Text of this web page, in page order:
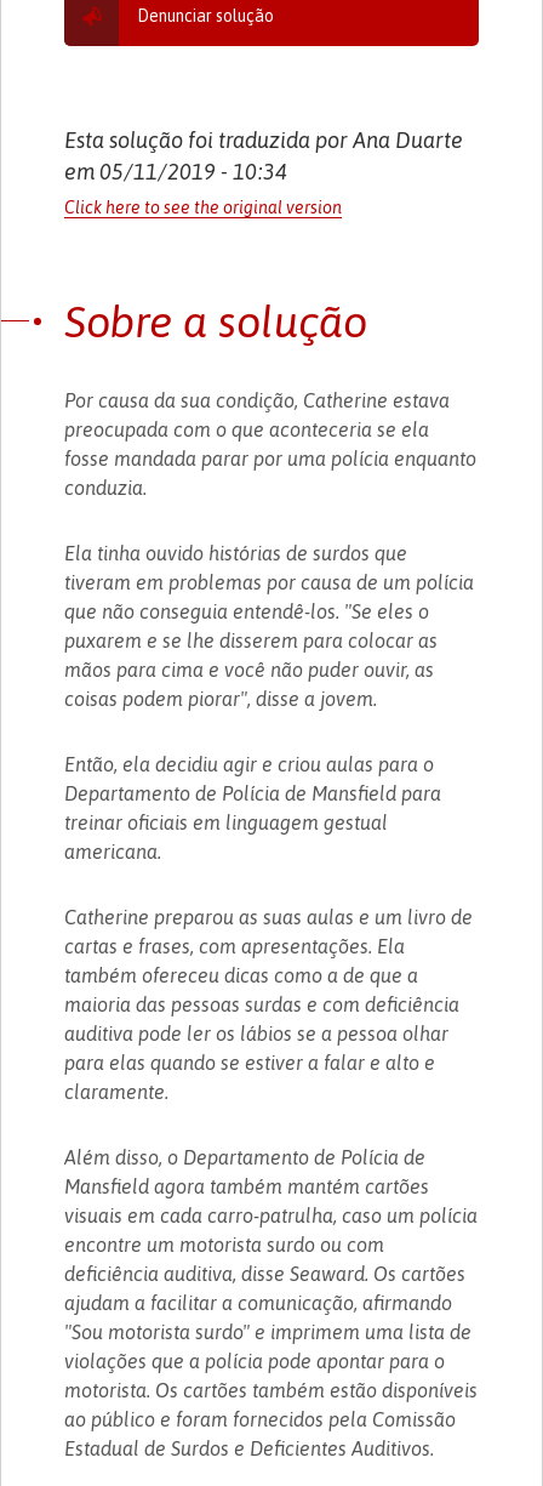
Denunciar solução
Esta solução foi traduzida por Ana Duarte
em 05/11/2019 - 10:34
Click here to see the original version
Sobre a solução
Por causa da sua condição, Catherine estava
preocupada com o que aconteceria se ela
fosse mandada parar por uma polícia enquanto
conduzia.
Ela tinha ouvido histórias de surdos que
tiveram em problemas por causa de um polícia
que não conseguia entendê-los. "Se eles o
puxarem e se lhe disserem para colocar as
mãos para cima e você não puder ouvir, as
coisas podem piorar", disse a jovem.
Então, ela decidiu agir e criou aulas para o
Departamento de Polícia de Mansfield para
treinar oficiais em linguagem gestual
americana.
Catherine preparou as suas aulas e um livro de
cartas e frases, com apresentações. Ela
também ofereceu dicas como a de que a
maioria das pessoas surdas e com deficiência
auditiva pode ler os lábios se a pessoa olhar
para elas quando se estiver a falar e alto e
claramente.
Além disso, o Departamento de Polícia de
Mansfield agora também mantém cartões
visuais em cada carro-patrulha, caso um polícia
encontre um motorista surdo ou com
deficiência auditiva, disse Seaward. Os cartões
ajudam a facilitar a comunicação, afirmando
"Sou motorista surdo" e imprimem uma lista de
violações que a polícia pode apontar para o
motorista. Os cartões também estão disponíveis
ao público e foram fornecidos pela Comissão
Estadual de Surdos e Deficientes Auditivos.